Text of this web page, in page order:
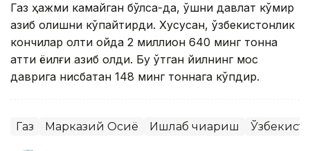
Газ ҳажми камайган бўлса-да, қўшни давлат кўмир
қазиб олишни кўпайтирди. Хусусан, ўзбекистонлик
кончилар олти ойда 2 миллион 640 минг тонна
қаттиқ ёқилғи қазиб олди. Бу ўтган йилнинг мос
даврига нисбатан 148 минг тоннага кўпдир.
Газ Марказий Осиё Ишлаб чиқариш